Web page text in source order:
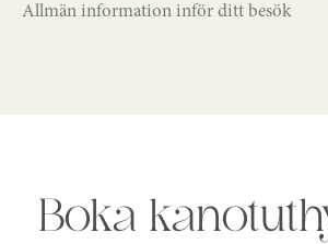
Allmän information inför ditt besök
Boka